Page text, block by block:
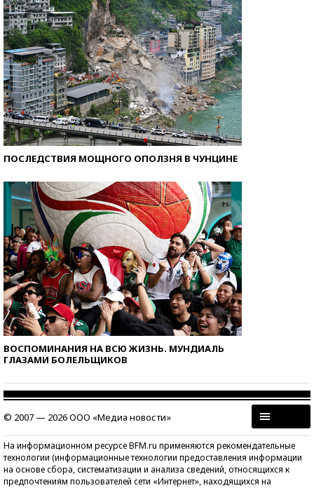
ПОСЛЕДСТВИЯ МОЩНОГО ОПОЛЗНЯ В ЧУНЦИНЕ
ВОСПОМИНАНИЯ НА ВСЮ ЖИЗНЬ. МУНДИАЛЬ
ГЛАЗАМИ БОЛЕЛЬЩИКОВ
© 2007 — 2026 ООО «Медиа новости»
На информационном ресурсе BFM.ru применяются рекомендательные
технологии (информационные технологии предоставления информации
на основе сбора, систематизации и анализа сведений, относящихся к
предпочтениям пользователей сети «Интернет», находящихся на